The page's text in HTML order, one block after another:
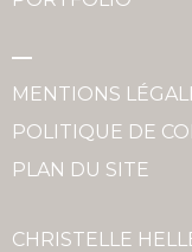
MENTIONS
POLITIQUE DE
PLAN DU SITE
CHRISTELLE